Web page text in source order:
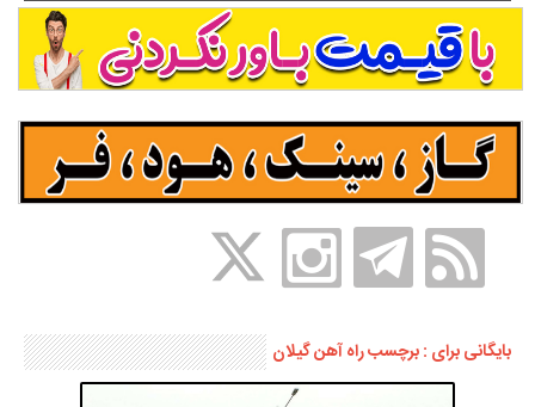
بایگانی برای : برچسب راه آهن گیلان